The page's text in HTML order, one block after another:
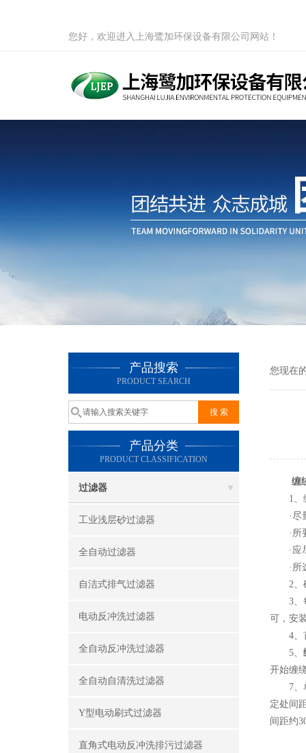
您好，欢迎进入上海鹭加环保设备有限公司网站！
产品搜索
PRODUCT SEARCH
产品分类
PRODUCT CLASSIFICATION
过滤器
工业浅层砂过滤器
全自动过滤器
自洁式排气过滤器
电动反冲洗过滤器
全自动反冲洗过滤器
全自动自清洗过滤器
Y型电动刷式过滤器
直角式电动反冲洗排污过滤器
您现在
缠
1、缠
·尽量
·所要
·应尽
·所选
2、确
3、每
可，安
4、首
5、
开始缠
7、单
定处间
间距约